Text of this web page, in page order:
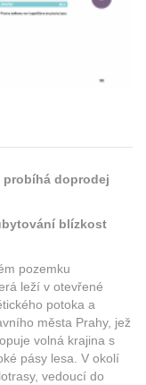
probíhá doprodej
blízkost
pozemku
leží v otevřené
potoka a
města Prahy, jež
volná krajina s
pásy lesa. V okolí
vedoucí do